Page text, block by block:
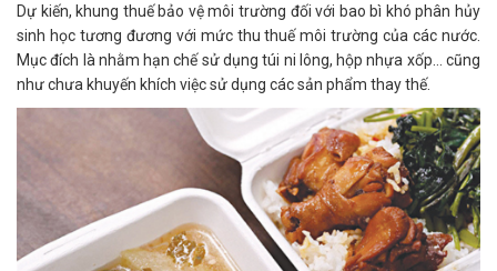
Dự kiến, khung thuế bảo vệ môi trường đối với bao bì khó phân hủy
sinh học tương đương với mức thu thuế môi trường của các nước.
Mục đích là nhằm hạn chế sử dụng túi ni lông, hộp nhựa xốp… cũng
như chưa khuyến khích việc sử dụng các sản phẩm thay thế.